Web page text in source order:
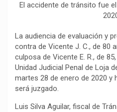
r
El accidente de tránsito fue
La audiencia de evaluación y
contra de Vicente J. C., de 80
culposa de Vicente E. R., de
Unidad Judicial Penal de Loja
martes 28 de enero de 2020 y
será juzgado.
Luis Silva Aguilar, fiscal de